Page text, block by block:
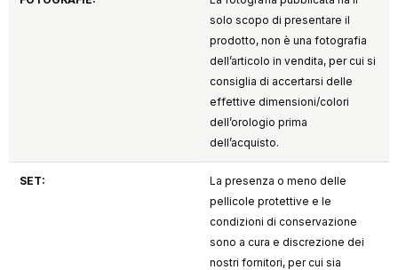
solo scopo di presentare il
prodotto, non è una fotografia
dell’articolo in vendita, per cui si
consiglia di accertarsi delle
effettive dimensioni/colori
dell’orologio prima
dell’acquisto.
SET:
La presenza o meno delle
pellicole protettive e le
condizioni di conservazione
sono a cura e discrezione dei
nostri fornitori, per cui sia